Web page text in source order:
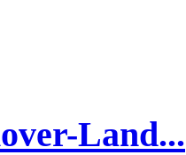
Land...